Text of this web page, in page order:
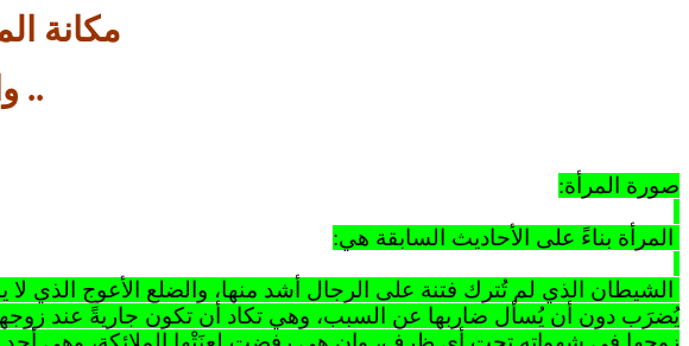
مكانة
..
صورة المرأة:
المرأة بناءً على الأحاديث السابقة هي:
الشيطان الذي لم تُترك فتنة على الرجال أشد منها، والضلع الأعوج الذي
يُضرَب دون أن يُسأل ضاربها عن السبب، وهي تكاد أن تكون جاريةً عند